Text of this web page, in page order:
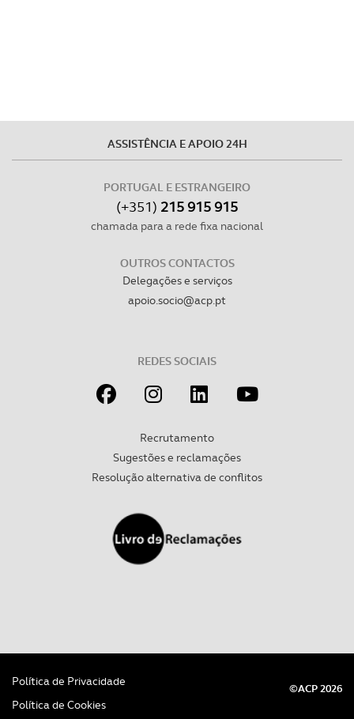
ASSISTÊNCIA E APOIO 24H
PORTUGAL E ESTRANGEIRO
(+351) 215 915 915
chamada para a rede fixa nacional
OUTROS CONTACTOS
Delegações e serviços
apoio.socio@acp.pt
REDES SOCIAIS
Recrutamento
Sugestões e reclamações
Resolução alternativa de conflitos
Política de Privacidade
Política de Cookies
©ACP 2026